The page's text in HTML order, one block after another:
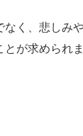
なく、悲しみ
が求められま